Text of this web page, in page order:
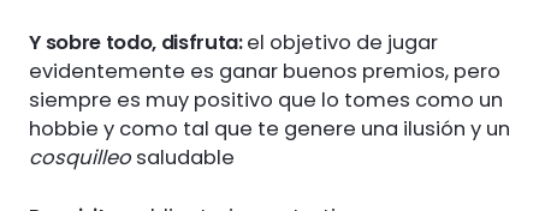
Y sobre todo, disfruta:el objetivo de jugar
evidentemente es ganar buenos premios, pero
siempre es muy positivo que lo tomes como un
hobbie y como tal que te genere una ilusión y un
cosquilleo saludable